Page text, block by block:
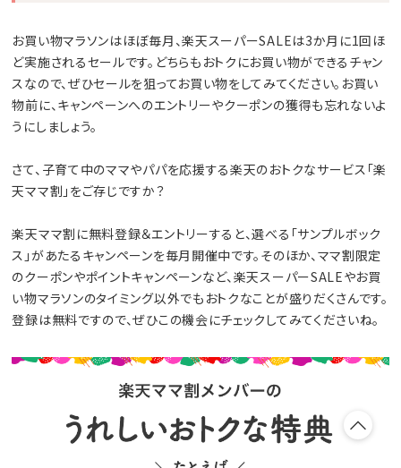
お買い物マラソンはほぼ毎月、楽天スーパーSALEは3か月に1回ほ
ど実施されるセールです。どちらもおトクにお買い物ができるチャン
スなので、ぜひセールを狙ってお買い物をしてみてください。お買い
物前に、キャンペーンへのエントリーやクーポンの獲得も忘れないよ
うにしましょう。
さて、子育て中のママやパパを応援する楽天のおトクなサービス「楽
天ママ割」をご存じですか？
楽天ママ割に無料登録＆エントリーすると、選べる「サンプルボック
ス」があたるキャンペーンを毎月開催中です。そのほか、ママ割限定
のクーポンやポイントキャンペーンなど、楽天スーパーSALEやお買
い物マラソンのタイミング以外でもおトクなことが盛りだくさんです。
登録は無料ですので、ぜひこの機会にチェックしてみてくださいね。